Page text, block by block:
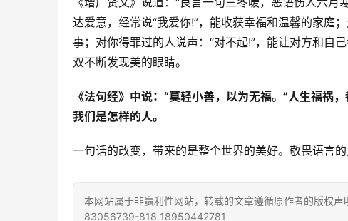
达爱意，经常说“我爱你!”，能收获幸福和温馨的家庭
事；对你得罪过的人说声：“对不起!”，能让对方和自
双不断发现美的眼睛。
《法句经》中说：“莫轻小善，以为无福。”人生福祸
我们是怎样的人。
一句话的改变，带来的是整个世界的美好。敬畏语言
本网站属于非赢利性网站，转载的文章遵循原作者的版权
83056739-818 18950442781